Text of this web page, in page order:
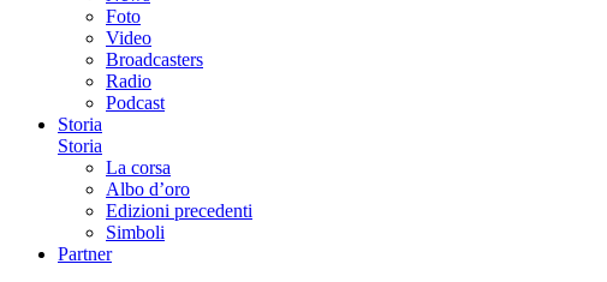
Foto
Video
Broadcasters
Radio
Podcast
Storia
Storia
La corsa
Albo d’oro
Edizioni precedenti
Simboli
Partner